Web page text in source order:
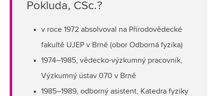
Pokluda, CSc.?
v roce 1972 absolvoval na Přírodovědecké
fakultě UJEP v Brně (obor Odborná fyzika)
1974–1985, vědecko-výzkumný pracovník,
Výzkumný ústav 070 v Brně
1985–1989, odborný asistent, Katedra fyziky